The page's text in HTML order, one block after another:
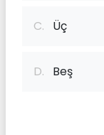
C. Üç
D. Beş